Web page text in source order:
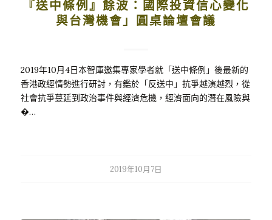
『送中條例』餘波：國際投資信心變化
與台灣機會」圓桌論壇會議
2019年10月4日本智庫邀集專家學者就「送中條例」後最新的
香港政經情勢進行研討，有鑑於「反送中」抗爭越演越烈，從
社會抗爭蔓延到政治事件與經濟危機，經濟面向的潛在風險與
�…
2019年10月7日